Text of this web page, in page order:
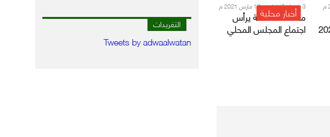
أخبار محلية 3 شعبان 1442 هـ - 16 مارس 2021 م
محافظ صامطة يرأس
اجتماع المجلس المحلي
ويناقش احتياجات المحافظة
التغريدات
Tweets by adwaalwatan